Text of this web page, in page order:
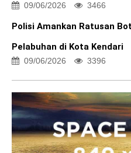
09/06/2026 3466
Polisi Amankan Ratusan
Pelabuhan di Kota Kendari
09/06/2026 3396